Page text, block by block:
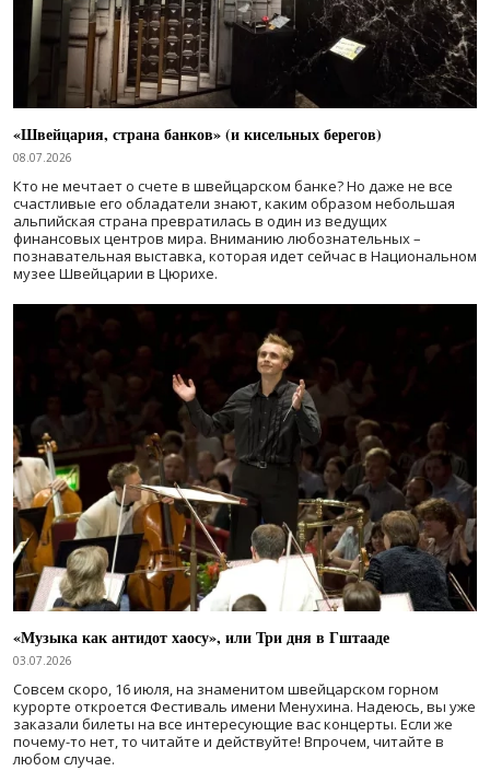
«Швейцария, страна банков» (и кисельных берегов)
08.07.2026
Кто не мечтает о счете в швейцарском банке? Но даже не все
счастливые его обладатели знают, каким образом небольшая
альпийская страна превратилась в один из ведущих
финансовых центров мира. Вниманию любознательных –
познавательная выставка, которая идет сейчас в Национальном
музее Швейцарии в Цюрихе.
«Музыка как антидот хаосу», или Три дня в Гштааде
03.07.2026
Совсем скоро, 16 июля, на знаменитом швейцарском горном
курорте откроется Фестиваль имени Менухина. Надеюсь, вы уже
заказали билеты на все интересующие вас концерты. Если же
почему-то нет, то читайте и действуйте! Впрочем, читайте в
любом случае.